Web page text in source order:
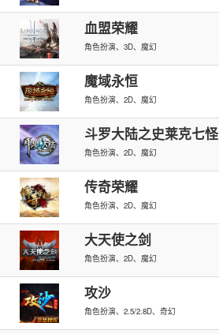
血盟荣耀
角色扮演、3D、魔幻
魔域永恒
角色扮演、2D、魔幻
斗罗大陆之史莱克七怪
角色扮演、2D、魔幻
传奇荣耀
角色扮演、2D、魔幻
大天使之剑
角色扮演、2D、魔幻
攻沙
角色扮演、2.5/2.8D、奇幻